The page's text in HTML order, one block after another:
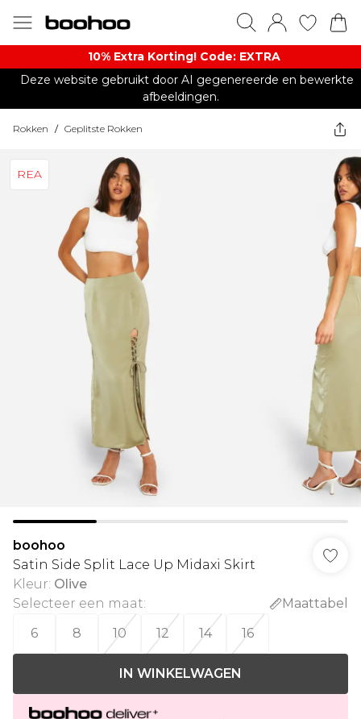
10% Extra Korting! Code: EXTRA​
Deze website gebruikt door AI gegenereerde en bewerkte
afbeeldingen.
Rokken / Geplitste Rokken
REA
boohoo
Satin Side Split Lace Up Midaxi Skirt
Kleur: Olive
Selecteer een maat:
Maattabel
6
8 10 12 14 16
IN WINKELWAGEN